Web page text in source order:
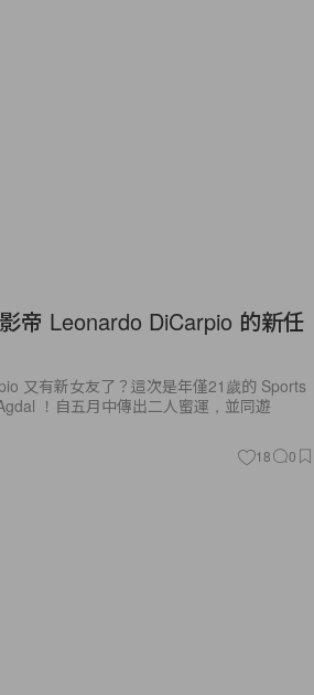
帝 Leonardo DiCarpio 的新任
又有新女友了？這次是年僅21歲的 Sports
！自五月中傳出二人蜜運，並同遊
18 0